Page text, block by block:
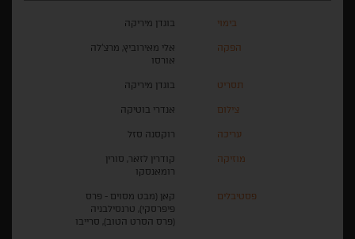
בימוי בוגדן מיריקה
הפקה
אלי מאירוביץ, מרצ'לה
אורסו
תסריט בוגדן מיריקה
צילום אנדרי בוטיקה
עריכה רוקסנה סזל
מוזיקה
קודרין לזאר, סורין
רומאנסקו
פסטיבלים
קאן (מבט מסוים - פרס
פיפרסקי), טרנסילבניה
(פרס הסרט הטוב), סרייבו